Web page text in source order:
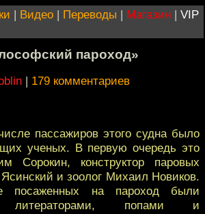
| Видео | Переводы | Магазин | VIP
пароход»
| 179 комментариев
пассажиров этого судна было
ученых. В первую очередь это
Сорокин, конструктор паровых
и зоолог Михаил Новиков.
посаженных на пароход были
литераторами, попами и